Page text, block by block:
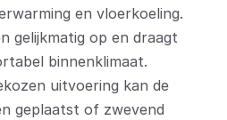
en vloerkoeling.
gelijkmatig op en draagt
binnenklimaat.
uitvoering kan de
geplaatst of zwevend